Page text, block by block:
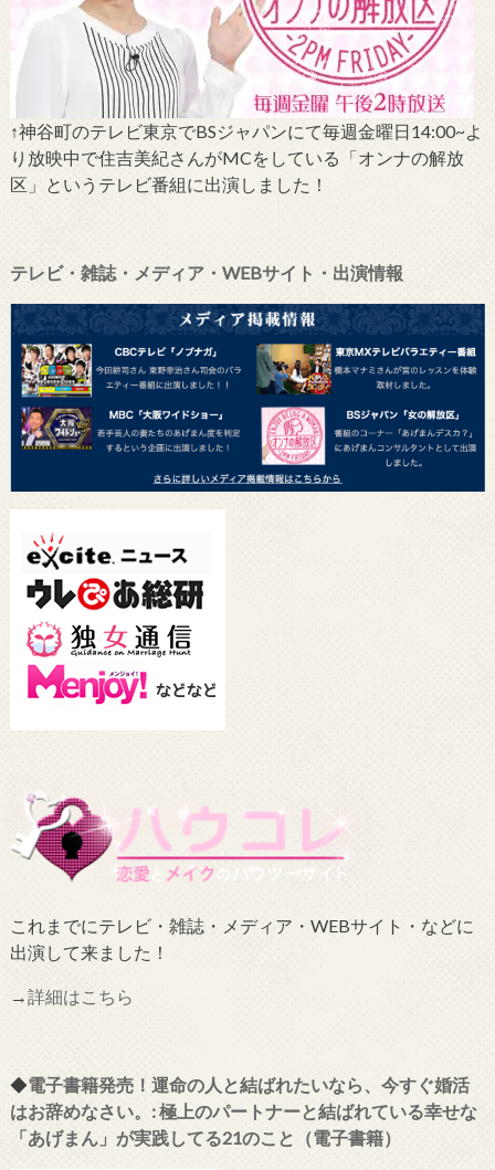
↑神谷町のテレビ東京でBSジャパンにて毎週金曜日14:00~よ
り放映中で住吉美紀さんがMCをしている「オンナの解放
区」というテレビ番組に出演しました！
テレビ・雑誌・メディア・WEBサイト・出演情報
これまでにテレビ・雑誌・メディア・WEBサイト・などに
出演して来ました！
→詳細はこちら
◆電子書籍発売！運命の人と結ばれたいなら、今すぐ婚活
はお辞めなさい。: 極上のパートナーと結ばれている幸せな
「あげまん」が実践してる21のこと（電子書籍）